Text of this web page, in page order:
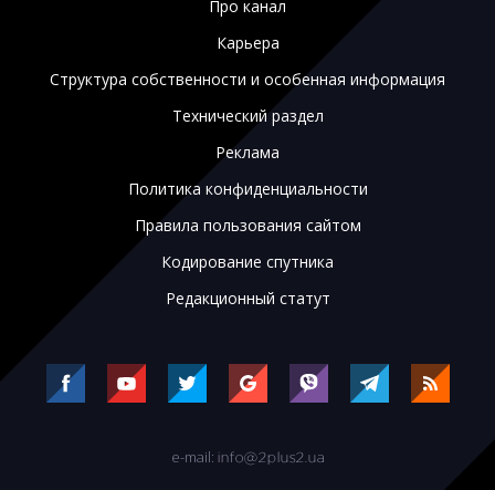
Про канал
Карьера
Структура собственности и особенная информация
Технический раздел
Реклама
Политика конфиденциальности
Правила пользования сайтом
Кодирование спутника
Редакционный статут
e-mail: